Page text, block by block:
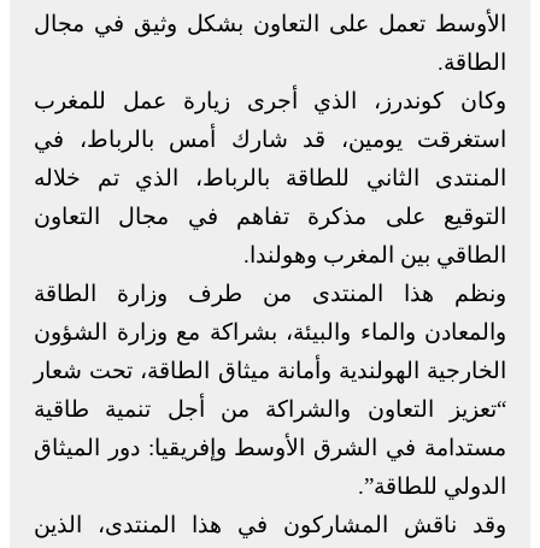
الأوسط تعمل على التعاون بشكل وثيق في مجال
الطاقة.
وكان كوندرز، الذي أجرى زيارة عمل للمغرب
استغرقت يومين، قد شارك أمس بالرباط، في
المنتدى الثاني للطاقة بالرباط، الذي تم خلاله
التوقيع على مذكرة تفاهم في مجال التعاون
الطاقي بين المغرب وهولندا.
ونظم هذا المنتدى من طرف وزارة الطاقة
والمعادن والماء والبيئة، بشراكة مع وزارة الشؤون
الخارجية الهولندية وأمانة ميثاق الطاقة، تحت شعار
“تعزيز التعاون والشراكة من أجل تنمية طاقية
مستدامة في الشرق الأوسط وإفريقيا: دور الميثاق
الدولي للطاقة”.
وقد ناقش المشاركون في هذا المنتدى، الذين